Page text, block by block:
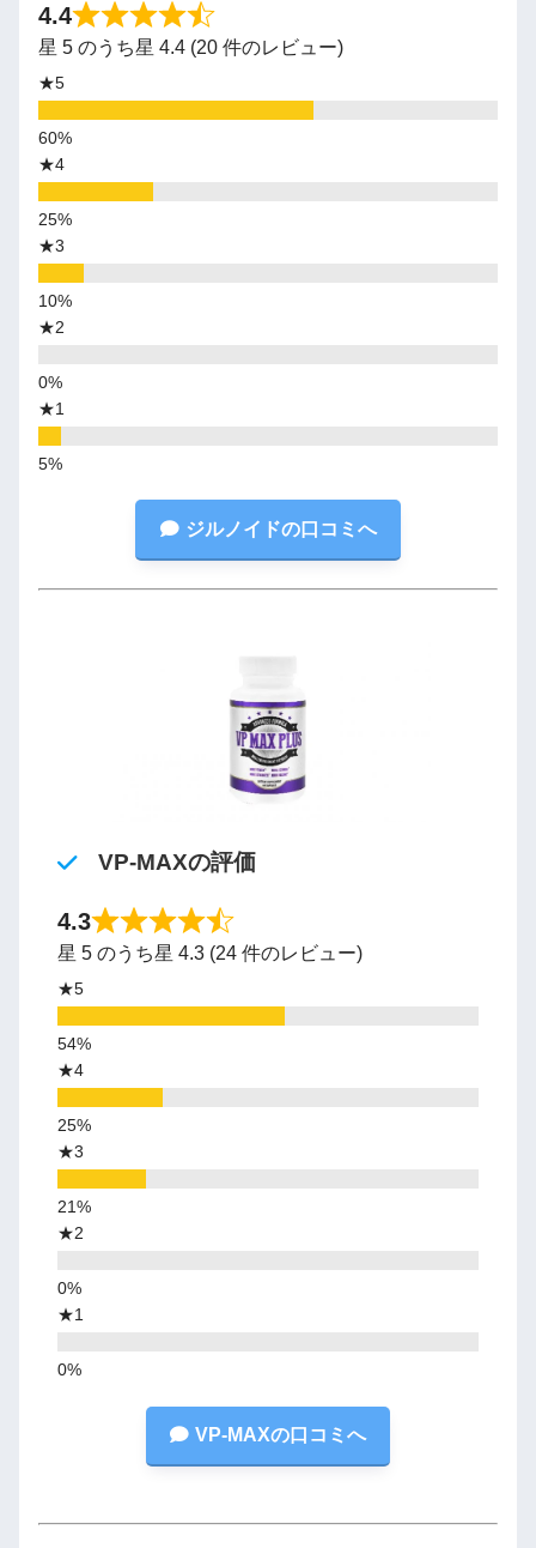
4.4
星 5 のうち星 4.4 (20 件のレビュー)
★5
★4
★3
★2
★1
ジルノイドの口コミへ
VP-MAXの評価
4.3
星 5 のうち星 4.3 (24 件のレビュー)
★5
★4
★3
★2
★1
VP-MAXの口コミへ